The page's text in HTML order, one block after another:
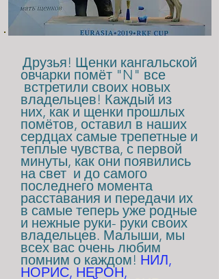
Друзья! Щенки кангальской
овчарки помёт "N" все
встретили своих новых
владельцев! Каждый из
них, как и щенки прошлых
помётов, оставил в наших
сердцах самые трепетные и
теплые чувства, с первой
минуты, как они появились
на свет и до самого
последнего момента
расставания и передачи их
в самые теперь уже родные
и нежные руки- руки своих
владельцев. Малыши, мы
всех вас очень любим
помним о каждом! НИЛ,
НОРИС, НЕРОН,